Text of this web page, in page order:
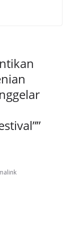
”